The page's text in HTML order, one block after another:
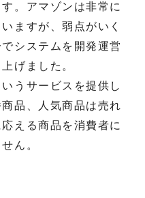
。アマゾンは非常に
ますが、弱点がいく
システムを開発運営
げました。
うサービスを提供し
品、人気商品は売れ
える商品を消費者に
ん。